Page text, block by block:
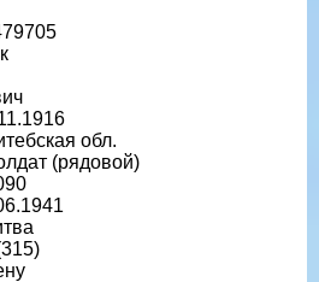
обл.
(рядовой)